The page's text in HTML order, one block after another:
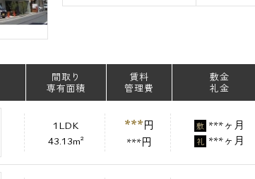
間取り
専有面積
賃料
管理費
敷金
礼金
1LDK
43.13m²
***円
***円
敷 ***ヶ月
礼 ***ヶ月